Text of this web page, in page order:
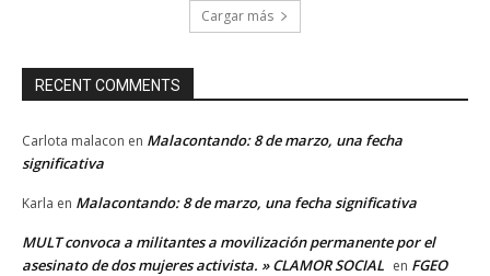
Cargar más
RECENT COMMENTS
Carlota malacon en Malacontando: 8 de marzo, una fecha
significativa
Karla en Malacontando: 8 de marzo, una fecha significativa
MULT convoca a militantes a movilización permanente por el
asesinato de dos mujeres activista. » CLAMOR SOCIAL en FGEO